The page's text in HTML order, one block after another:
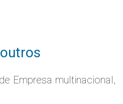
Empresa multinacional,